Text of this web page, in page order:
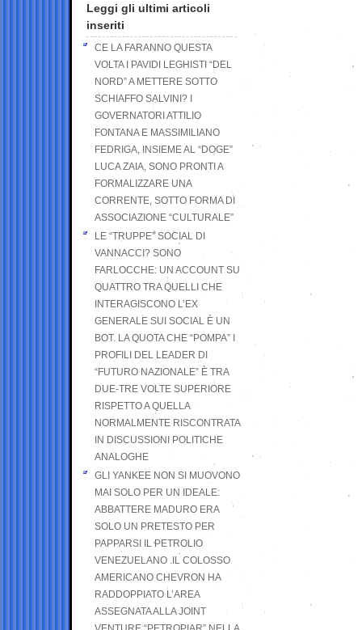
Leggi gli ultimi articoli
inseriti
CE LA FARANNO QUESTA
VOLTA I PAVIDI LEGHISTI “DEL
NORD” A METTERE SOTTO
SCHIAFFO SALVINI? I
GOVERNATORI ATTILIO
FONTANA E MASSIMILIANO
FEDRIGA, INSIEME AL “DOGE”
LUCA ZAIA, SONO PRONTI A
FORMALIZZARE UNA
CORRENTE, SOTTO FORMA DI
ASSOCIAZIONE “CULTURALE”
LE “TRUPPE” SOCIAL DI
VANNACCI? SONO
FARLOCCHE: UN ACCOUNT SU
QUATTRO TRA QUELLI CHE
INTERAGISCONO L’EX
GENERALE SUI SOCIAL È UN
BOT. LA QUOTA CHE “POMPA” I
PROFILI DEL LEADER DI
“FUTURO NAZIONALE” È TRA
DUE-TRE VOLTE SUPERIORE
RISPETTO A QUELLA
NORMALMENTE RISCONTRATA
IN DISCUSSIONI POLITICHE
ANALOGHE
GLI YANKEE NON SI MUOVONO
MAI SOLO PER UN IDEALE:
ABBATTERE MADURO ERA
SOLO UN PRETESTO PER
PAPPARSI IL PETROLIO
VENEZUELANO .IL COLOSSO
AMERICANO CHEVRON HA
RADDOPPIATO L’AREA
ASSEGNATA ALLA JOINT